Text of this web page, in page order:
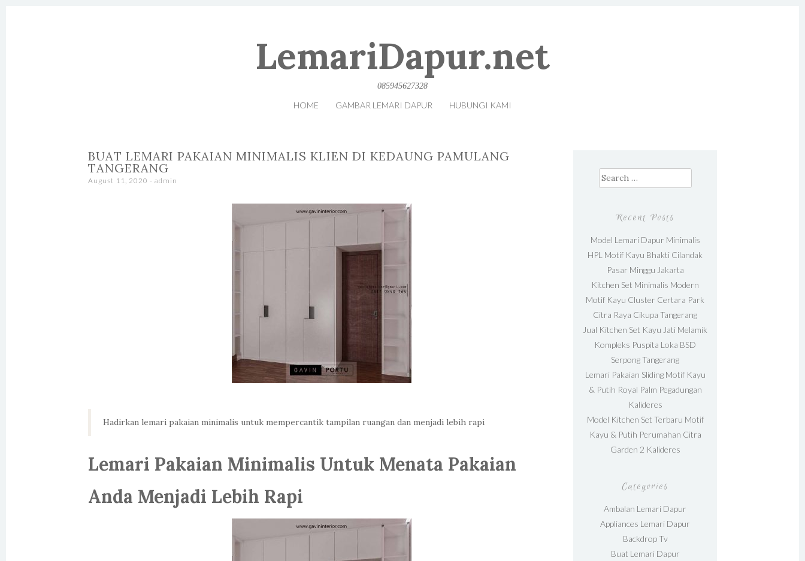
LemariDapur.net
085945627328
HOME GAMBAR LEMARI DAPUR HUBUNGI KAMI
BUAT LEMARI PAKAIAN MINIMALIS KLIEN DI KEDAUNG PAMULANG
TANGERANG
August 11, 2020 - admin
Hadirkan lemari pakaian minimalis untuk mempercantik tampilan ruangan dan menjadi lebih rapi
Lemari Pakaian Minimalis Untuk Menata Pakaian
Anda Menjadi Lebih Rapi
Search for:
Recent Posts
Model Lemari Dapur Minimalis
HPL Motif Kayu Bhakti Cilandak
Pasar Minggu Jakarta
Kitchen Set Minimalis Modern
Motif Kayu Cluster Certara Park
Citra Raya Cikupa Tangerang
Jual Kitchen Set Kayu Jati Melamik
Kompleks Puspita Loka BSD
Serpong Tangerang
Lemari Pakaian Sliding Motif Kayu
& Putih Royal Palm Pegadungan
Kalideres
Model Kitchen Set Terbaru Motif
Kayu & Putih Perumahan Citra
Garden 2 Kalideres
Categories
Ambalan Lemari Dapur
Appliances Lemari Dapur
Backdrop Tv
Buat Lemari Dapur